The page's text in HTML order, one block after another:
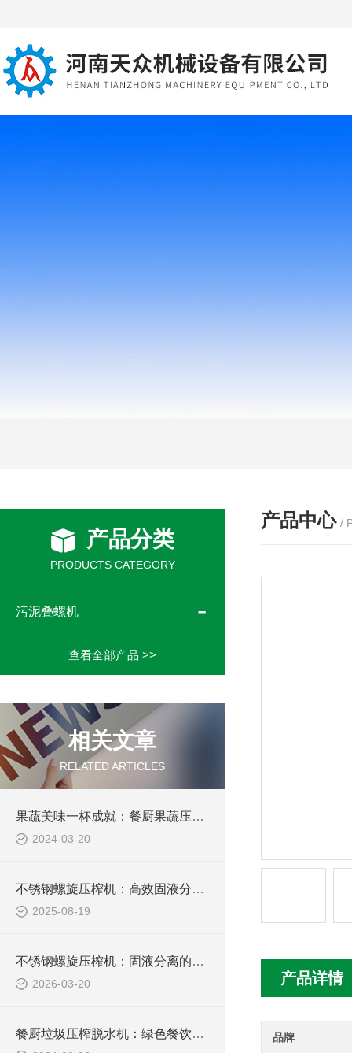
产品中心 /
产品详情
品牌
产品分类
PRODUCTS CATEGORY
污泥叠螺机
查看全部产品 >>
相关文章
RELATED ARTICLES
果蔬美味一杯成就：餐厨果蔬压榨机的魅力探索
2024-03-20
不锈钢螺旋压榨机：高效固液分离的“魔法使者”
2025-08-19
不锈钢螺旋压榨机：固液分离的高效机械设备
2026-03-20
餐厨垃圾压榨脱水机：绿色餐饮的新革命